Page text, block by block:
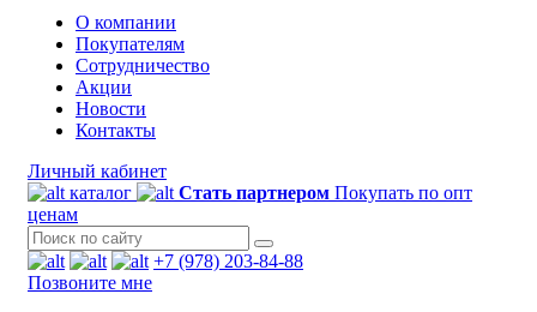
О компании
Покупателям
Сотрудничество
Акции
Новости
Контакты
Личный кабинет
каталог
Стать партнером Покупать по опт
ценам
+7 (978) 203-84-88
Позвоните мне